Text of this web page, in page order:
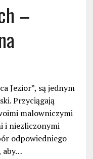
–
Jezior”, są jednym
Przyciągają
malowniczymi
i niezliczonymi
odpowiedniego
aby…